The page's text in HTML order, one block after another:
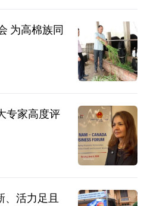
为高棉族同
专家高度评
活力足且